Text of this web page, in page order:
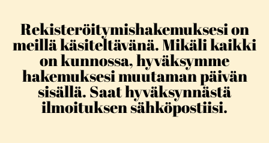
Rekisteröitymishakemuksesi on
meillä käsiteltävänä. Mikäli kaikki
on kunnossa, hyväksymme
hakemuksesi muutaman päivän
sisällä. Saat hyväksynnästä
ilmoituksen sähköpostiisi.